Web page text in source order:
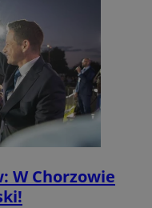
W Chorzowie